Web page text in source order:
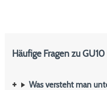
Häufige Fragen zu
Was versteht man